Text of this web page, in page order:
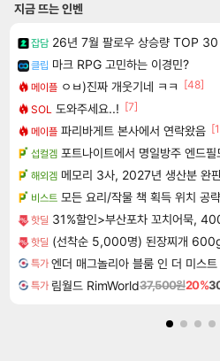
지금 뜨는 인벤
잡담 26년 7월 팔로우 상승량 TOP 30
클립 마크 RPG 고민하는 이경민?
메이플 ㅇㅂ)진짜 개웃기네 ㅋㅋ
[48]
SOL 도와주세요..! [7]
메이플 파리바게트 본사에서 연락왔음
섭컬겜 포트나이트에서 명일방주 엔드
해외겜 메모리 3사, 2027년 생산분 완
비스트 모든 요리/작물 책 획득 위치 공
핫딜 31%할인>부산포차 꼬치어묵,
핫딜 (선착순 5,000명) 된장찌개
특가
특가 림월드 RimWorld37,500원20%